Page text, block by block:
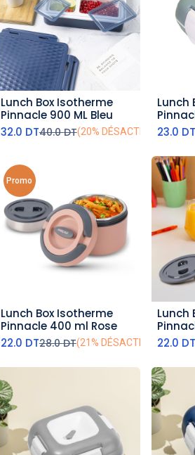
ajouter au panier
Lunch Box Isotherme
Pinnacle 900 ML Bleu
32.0 DT40.0DT(20% DÉSACTIVÉ)
Lunch
23.0 DT
Promo
ajouter au panier
Lunch Box Isotherme
Pinnacle 400 ml Rose
22.0 DT28.0DT(21% DÉSACTIVÉ)
Lunch
22.0 DT